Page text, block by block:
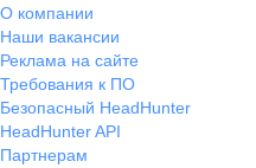
О компании
Наши вакансии
Реклама на сайте
Требования к ПО
Безопасный HeadHunter
HeadHunter API
Партнерам